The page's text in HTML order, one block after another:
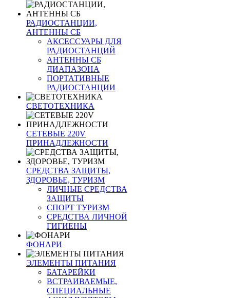
РАДИОСТАНЦИИ,
АНТЕННЫ CБ
АКСЕССУАРЫ ДЛЯ
РАДИОСТАНЦИЙ
АНТЕННЫ CБ
ДИАПАЗОНА
ПОРТАТИВНЫЕ
РАДИОСТАНЦИИ
СВЕТОТЕХНИКА
СЕТЕВЫЕ 220V
ПРИНАДЛЕЖНОСТИ
СРЕДСТВА ЗАЩИТЫ,
ЗДОРОВЬЕ, ТУРИЗМ
ЛИЧНЫЕ СРЕДСТВА
ЗАЩИТЫ
СПОРТ ТУРИЗМ
СРЕДСТВА ЛИЧНОЙ
ГИГИЕНЫ
ФОНАРИ
ЭЛЕМЕНТЫ ПИТАНИЯ
БАТАРЕЙКИ
ВСТРАИВАЕМЫЕ,
СПЕЦИАЛЬНЫЕ